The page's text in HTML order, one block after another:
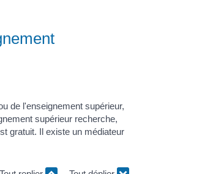
de l'enseignement supérieur,
supérieur recherche,
gratuit. Il existe un médiateur